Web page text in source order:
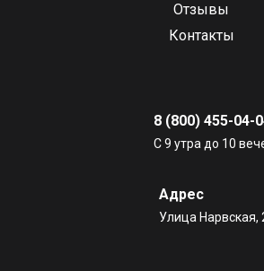
Отзывы
Контакты
8 (800) 455-04-
С 9 утра до 10
Адрес
Улица Нарвская,